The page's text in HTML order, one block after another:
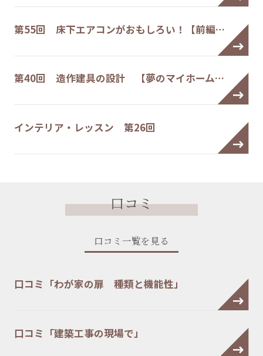
第55回 床下エアコンがおもしろい！【前編…
第40回 造作建具の設計 【夢のマイホーム…
インテリア・レッスン 第26回
口コミ
口コミ一覧を見る
口コミ「わが家の扉 種類と機能性」
口コミ「建築工事の現場で」